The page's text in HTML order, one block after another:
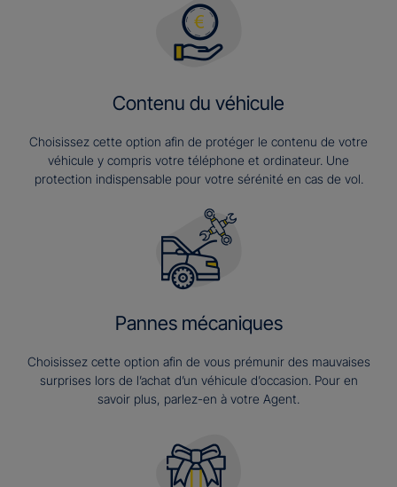
Contenu du véhicule
Choisissez cette option afin de protéger le contenu de votre
véhicule y compris votre téléphone et ordinateur. Une
protection indispensable pour votre sérénité en cas de vol.
Pannes mécaniques
Choisissez cette option afin de vous prémunir des mauvaises
surprises lors de l’achat d’un véhicule d’occasion. Pour en
savoir plus, parlez-en à votre Agent.